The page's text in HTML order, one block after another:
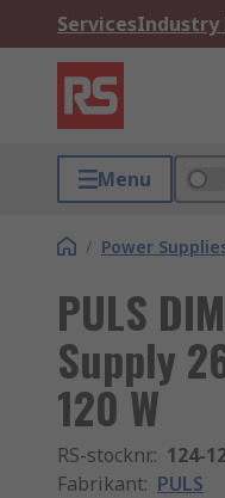
ServicesIndustry
Menu
/ Power
PULS
Supply
120 W
RS-stocknr.: 124-
Fabrikant: PULS